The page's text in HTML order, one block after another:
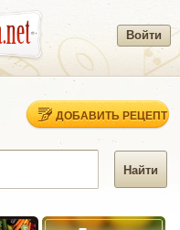
Войти
ДОБАВИТЬ РЕЦЕПТ